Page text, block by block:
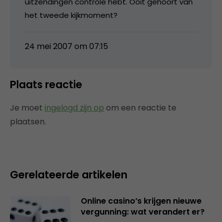
het tweede kijkmoment?
24 mei 2007 om 07:15
Plaats reactie
Je moet ingelogd zijn op om een reactie te
plaatsen.
Gerelateerde artikelen
Online casino’s krijgen nieuwe
vergunning: wat verandert er?